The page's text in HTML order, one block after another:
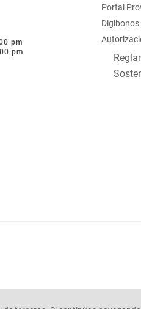
pm
pm
Portal
Digibonos